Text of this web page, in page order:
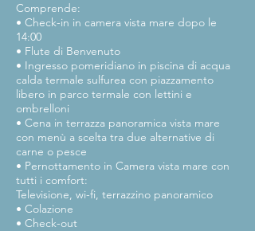
Comprende:
• Check-in in camera vista mare dopo le
14:00
• Flute di Benvenuto
• Ingresso pomeridiano in piscina di acqua
calda termale sulfurea con piazzamento
libero in parco termale con lettini e
ombrelloni
• Cena in terrazza panoramica vista mare
con menù a scelta tra due alternative di
carne o pesce
• Pernottamento in Camera vista mare con
tutti i comfort:
Televisione, wi-fi, terrazzino panoramico
• Colazione
• Check-out